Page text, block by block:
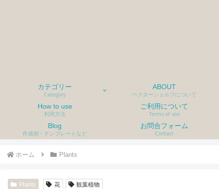
カテゴリー
Category
ABOUT
ベクターシェルフについて
How to use
利用方法
ご利用について
Terms of use
Blog
作成例・テンプレートなど
お問合フォーム
Contact
ホーム Plants
Plants 花 観葉植物